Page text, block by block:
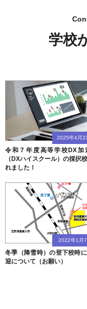
学校
2025年4月
令和７年度高等学校DX加
（DXハイスクール）の採択
れました！
2022年1月
冬季（降雪時）の登下校時
迎について（お願い）